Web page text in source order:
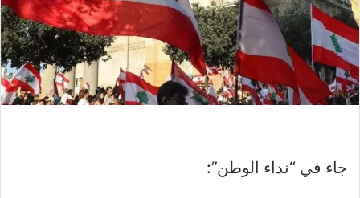
جاء في “نداء الوطن”: